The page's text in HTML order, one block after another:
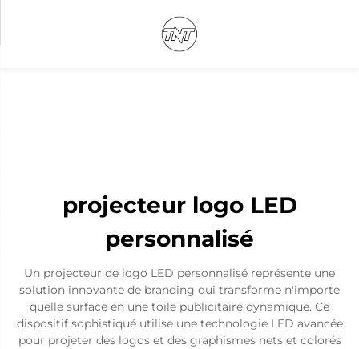
projecteur logo LED
personnalisé
Un projecteur de logo LED personnalisé représente une
solution innovante de branding qui transforme n'importe
quelle surface en une toile publicitaire dynamique. Ce
dispositif sophistiqué utilise une technologie LED avancée
pour projeter des logos et des graphismes nets et colorés